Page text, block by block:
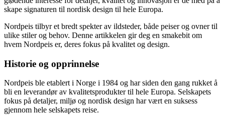
skape signaturen til nordisk design til hele Europa.
Nordpeis tilbyr et bredt spekter av ildsteder, både peiser og ovner til
ulike stiler og behov. Denne artikkelen gir deg en smakebit om
hvem Nordpeis er, deres fokus på kvalitet og design.
Historie og opprinnelse
Nordpeis ble etablert i Norge i 1984 og har siden den gang rukket å
bli en leverandør av kvalitetsprodukter til hele Europa. Selskapets
fokus på detaljer, miljø og nordisk design har vært en suksess
gjennom hele selskapets reise.